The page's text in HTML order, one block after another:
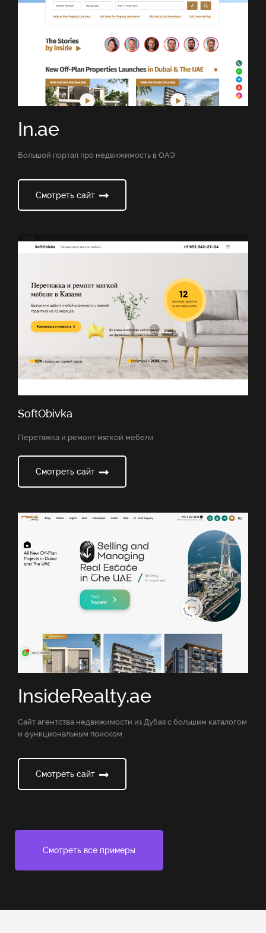
In.ae
Большой портал про недвижимость в ОАЭ
Смотреть сайт
SoftObivka
Перетяжка и ремонт мягкой мебели
Смотреть сайт
InsideRealty.ae
Сайт агентства недвижимости из Дубая с большим каталогом
и функциональным поиском
Смотреть сайт
Смотреть все примеры